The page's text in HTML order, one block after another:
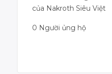
của Nakroth Siêu Việt
0 Người ủng hộ